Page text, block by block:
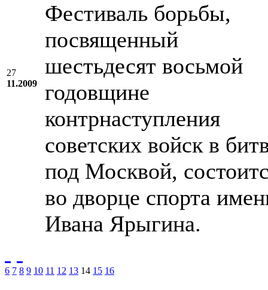
27
11.2009
Фестиваль борьбы,
посвященный
шестьдесят восьмой
годовщине
контрнаступления
советских войск в
под Москвой,
во дворце спорта
Ивана Ярыгина.
6 7 8 9 10 11 12 13 14 15 16